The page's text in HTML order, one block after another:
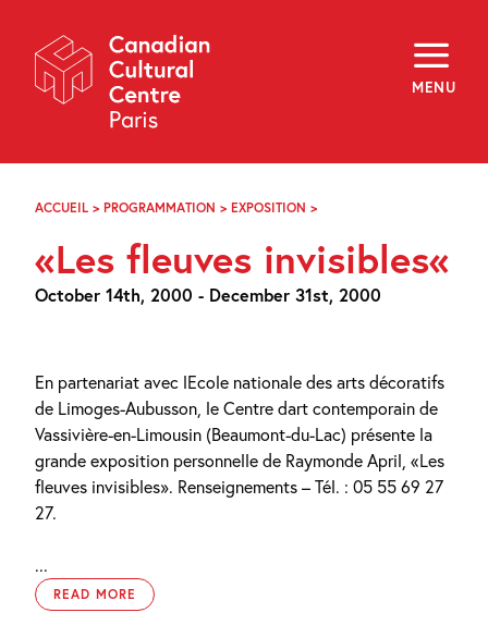
Navigation
MENU
About
Programming
Off-Site
Explore
Archives
f i y
FR EN
ACCUEIL > PROGRAMMATION > EXPOSITION >
INVISIBLES
«Les fleuves invisibles«
October 14th, 2000 - December 31st, 2000
En partenariat avec lEcole nationale des arts décoratifs
de Limoges-Aubusson, le Centre dart contemporain de
Vassivière-en-Limousin (Beaumont-du-Lac) présente la
grande exposition personnelle de Raymonde April, «Les
fleuves invisibles». Renseignements – Tél. : 05 55 69 27
27.
...
READ MORE